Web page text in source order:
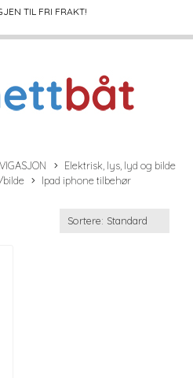
TIL FRI FRAKT!
Elektrisk, lys, lyd og bilde
Ipad iphone tilbehør